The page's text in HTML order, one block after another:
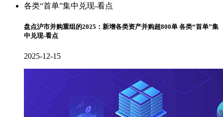
盘点沪市并购重组的2025：新增各类资产并购超800单 各类“首单”集
中兑现-看点
2025-12-15